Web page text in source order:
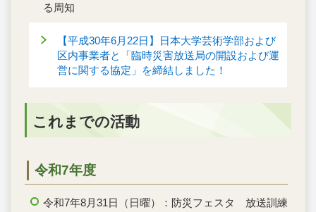
る周知
【平成30年6月22日】日本大学芸術学部および
区内事業者と「臨時災害放送局の開設および運
営に関する協定」を締結しました！
これまでの活動
令和7年度
令和7年8月31日（日曜）：防災フェスタ 放送訓練